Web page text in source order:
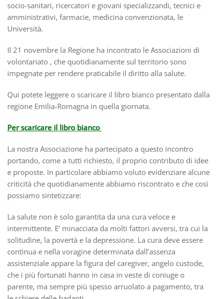
socio-sanitari, ricercatori e giovani specializzandi, tecnici e
amministrativi, farmacie, medicina convenzionata, le
Università.
Il 21 novembre la Regione ha incontrato le Associazioni di
volontariato , che quotidianamente sul territorio sono
impegnate per rendere praticabile il diritto alla salute.
Qui potete leggere o scaricare il libro bianco presentato dalla
regione Emilia-Romagna in quella giornata.
Per scaricare il libro bianco
La nostra Associazione ha partecipato a questo incontro
portando, come a tutti richiesto, il proprio contributo di idee
e proposte. In particolare abbiamo voluto evidenziare alcune
criticità che quotidianamente abbiamo riscontrato e che così
possiamo sintetizzare:
La salute non è solo garantita da una cura veloce e
intermittente. E’ minacciata da molti fattori avversi, tra cui la
solitudine, la povertà e la depressione. La cura deve essere
continua e nella voragine determinata dall’assenza
assistenziale appare la figura del caregiver, angelo custode,
che i più fortunati hanno in casa in veste di coniuge o
parente, ma sempre più spesso arruolato a pagamento, tra